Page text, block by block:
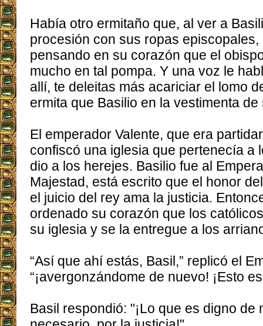
Había otro ermitaño que, al ver a
procesión con sus ropas
pensando en su corazón que el
mucho en tal pompa. Y una voz le
allí, te deleitas más acariciar el lomo
ermita que Basilio en la vestimenta
El emperador Valente, que era
confiscó una iglesia que pertenecía a
dio a los herejes. Basilio fue al
Majestad, está escrito que el honor
el juicio del rey ama la justicia.
ordenado su corazón que los
su iglesia y se la entregue a los
“Así que ahí estás, Basil,” replicó el
“¡avergonzándome de nuevo! ¡Esto
Basil respondió: "¡Lo que es digno de